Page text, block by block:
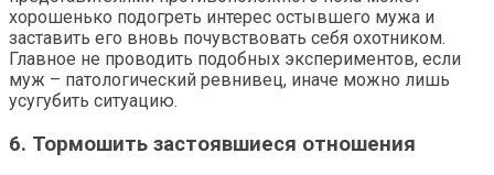
хорошенько подогреть интерес остывшего мужа и
заставить его вновь почувствовать себя охотником.
Главное не проводить подобных экспериментов, если
муж – патологический ревнивец, иначе можно лишь
усугубить ситуацию.
6. Тормошить застоявшиеся отношения